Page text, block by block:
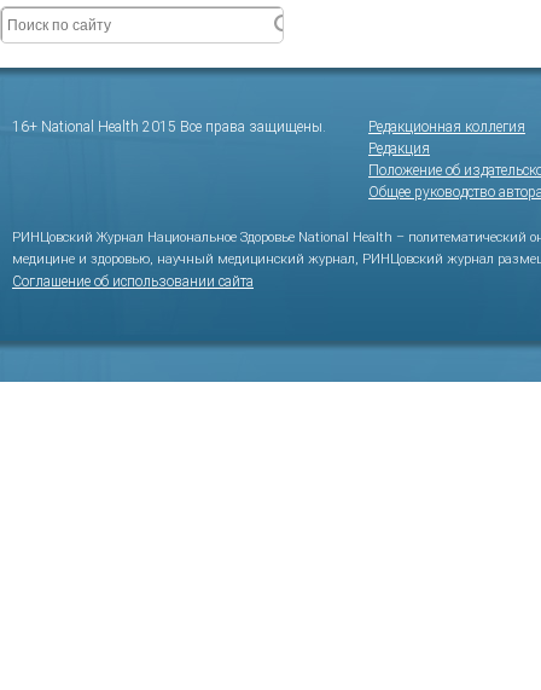
16+ National Health 2015 Все права защищены.
Редакционная коллегия
Редакция
Положение об
Общее руководство
РИНЦовский Журнал Национальное Здоровье National Health –
медицине и здоровью, научный медицинский журнал, РИНЦовский журнал
Соглашение об использовании сайта